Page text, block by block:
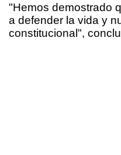
"Hemos demostrado
a defender la vida y
constitucional",